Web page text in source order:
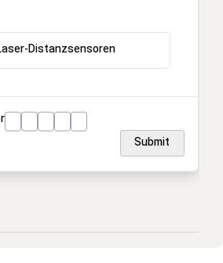
Distanzsensoren
Submit